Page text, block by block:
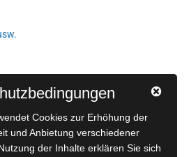
Cookies zur Erhöhung der
und Anbietung verschiedener
der Inhalte erklären Sie sich